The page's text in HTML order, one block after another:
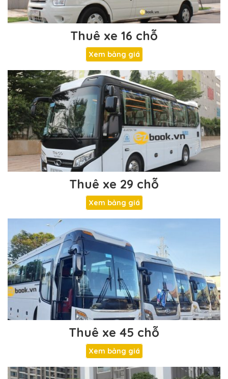
Thuê xe 16 chỗ
Xem bảng giá
Thuê xe 29 chỗ
Xem bảng giá
Thuê xe 45 chỗ
Xem bảng giá